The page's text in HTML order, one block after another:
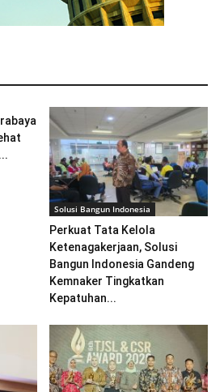
Solusi Bangun Indonesia
Perkuat Tata Kelola
Ketenagakerjaan, Solusi
Bangun Indonesia Gandeng
Kemnaker Tingkatkan
Kepatuhan...